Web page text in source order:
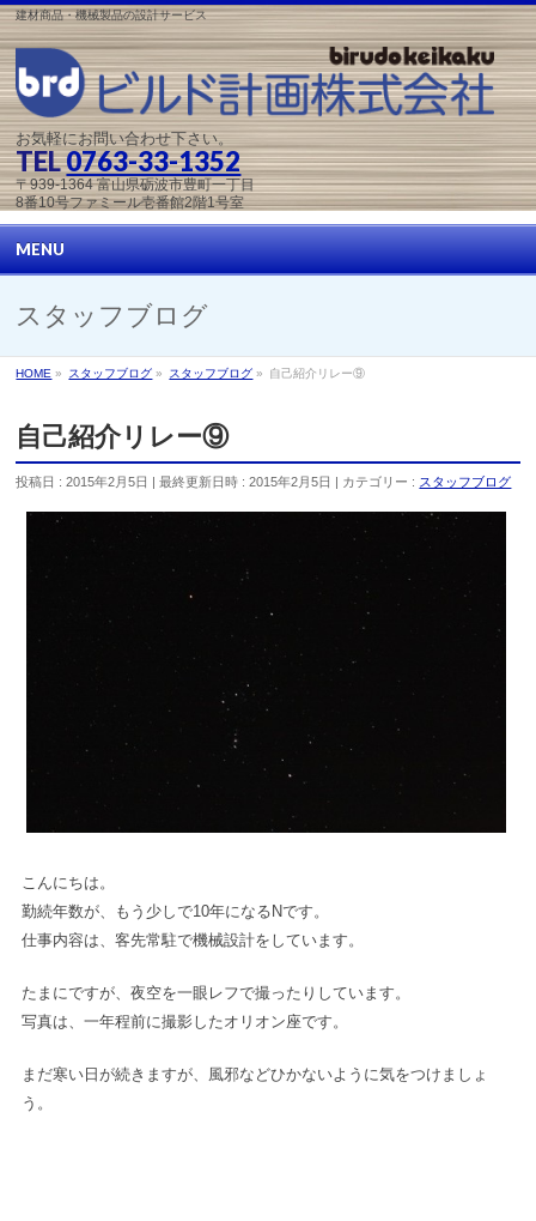
建材商品・機械製品の設計サービス
お気軽にお問い合わせ下さい。
TEL0763-33-1352
〒939-1364 富山県砺波市豊町一丁目
8番10号ファミール壱番館2階1号室
MENU
スタッフブログ
HOME » スタッフブログ » スタッフブログ » 自己紹介リレー⑨
自己紹介リレー⑨
投稿日 : 2015年2月5日 最終更新日時 : 2015年2月5日 カテゴリー : スタッフブログ
こんにちは。
勤続年数が、もう少しで10年になるNです。
仕事内容は、客先常駐で機械設計をしています。
たまにですが、夜空を一眼レフで撮ったりしています。
写真は、一年程前に撮影したオリオン座です。
まだ寒い日が続きますが、風邪などひかないように気をつけましょ
う。